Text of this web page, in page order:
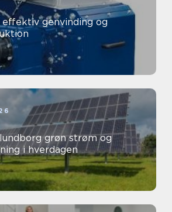
genvinding og
grøn strøm og
i hverdagen